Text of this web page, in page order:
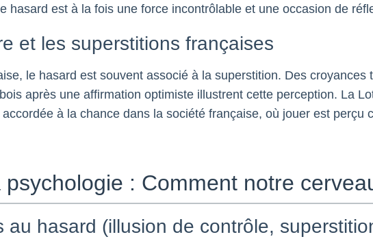
hasard est à la fois une force incontrôlable et une occasion de
et les superstitions françaises
le hasard est souvent associé à la superstition. Des
après une affirmation optimiste illustrent cette perception. La
à la chance dans la société française, où jouer est perçu
: Comment notre
au hasard (illusion de contrôle,